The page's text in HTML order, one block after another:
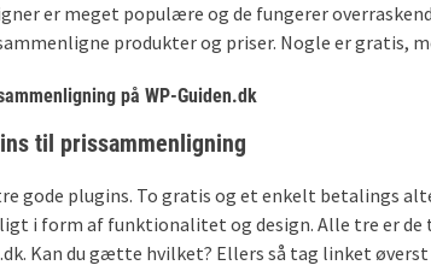
er meget populære og de fungerer
produkter og priser. Nogle er gratis,
på WP-Guiden.dk
til prissammenligning
gode plugins. To gratis og et enkelt betalings
i form af funktionalitet og design. Alle tre er de
Kan du gætte hvilket? Ellers så tag linket